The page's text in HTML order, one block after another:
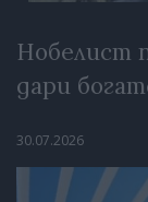
Нобелист
дари
30.07.2026